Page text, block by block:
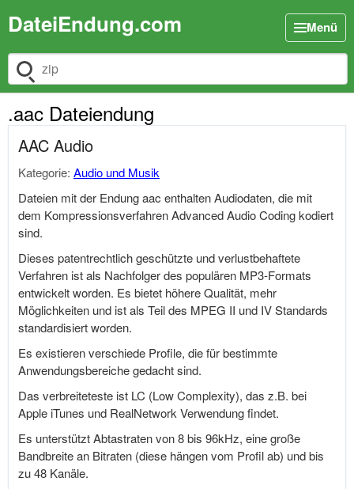
DateiEndung.com Menü
Dateiendung suchen
.aac Dateiendung
AAC Audio
Kategorie: Audio und Musik
Dateien mit der Endung aac enthalten Audiodaten, die mit
dem Kompressionsverfahren Advanced Audio Coding kodiert
sind.
Dieses patentrechtlich geschützte und verlustbehaftete
Verfahren ist als Nachfolger des populären MP3-Formats
entwickelt worden. Es bietet höhere Qualität, mehr
Möglichkeiten und ist als Teil des MPEG II und IV Standards
standardisiert worden.
Es existieren verschiede Profile, die für bestimmte
Anwendungsbereiche gedacht sind.
Das verbreiteteste ist LC (Low Complexity), das z.B. bei
Apple iTunes und RealNetwork Verwendung findet.
Es unterstützt Abtastraten von 8 bis 96kHz, eine große
Bandbreite an Bitraten (diese hängen vom Profil ab) und bis
zu 48 Kanäle.